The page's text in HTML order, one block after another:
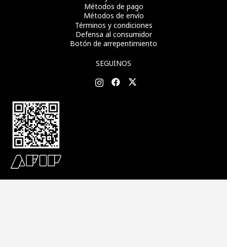
Métodos de pago
Métodos de envío
Términos y condiciones
Defensa al consumidor
Botón de arrepentimiento
SEGUINOS